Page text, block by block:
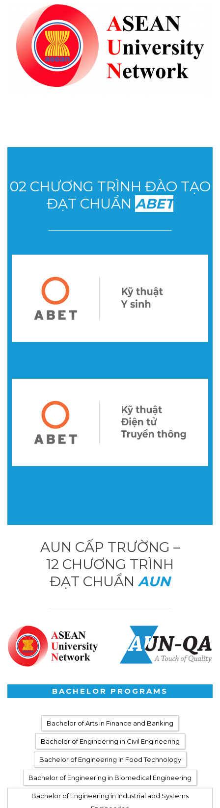
02 CHƯƠNG TRÌNH ĐÀO TẠO
ĐẠT CHUẨN ABET
AUN CẤP TRƯỜNG –
12 CHƯƠNG TRÌNH
ĐẠT CHUẨN AUN
BACHELOR PROGRAMS
Bachelor of Arts in Finance and Banking
Bachelor of Engineering in Civil Engineering
Bachelor of Engineering in Food Technology
Bachelor of Engineering in Biomedical Engineering
Bachelor of Engineering in Industrial abd Systems